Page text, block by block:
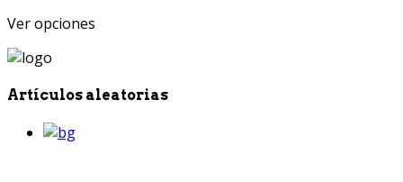
Ver opciones
Artículos aleatorias